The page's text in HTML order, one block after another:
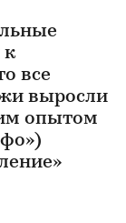
к
все
выросли
опытом